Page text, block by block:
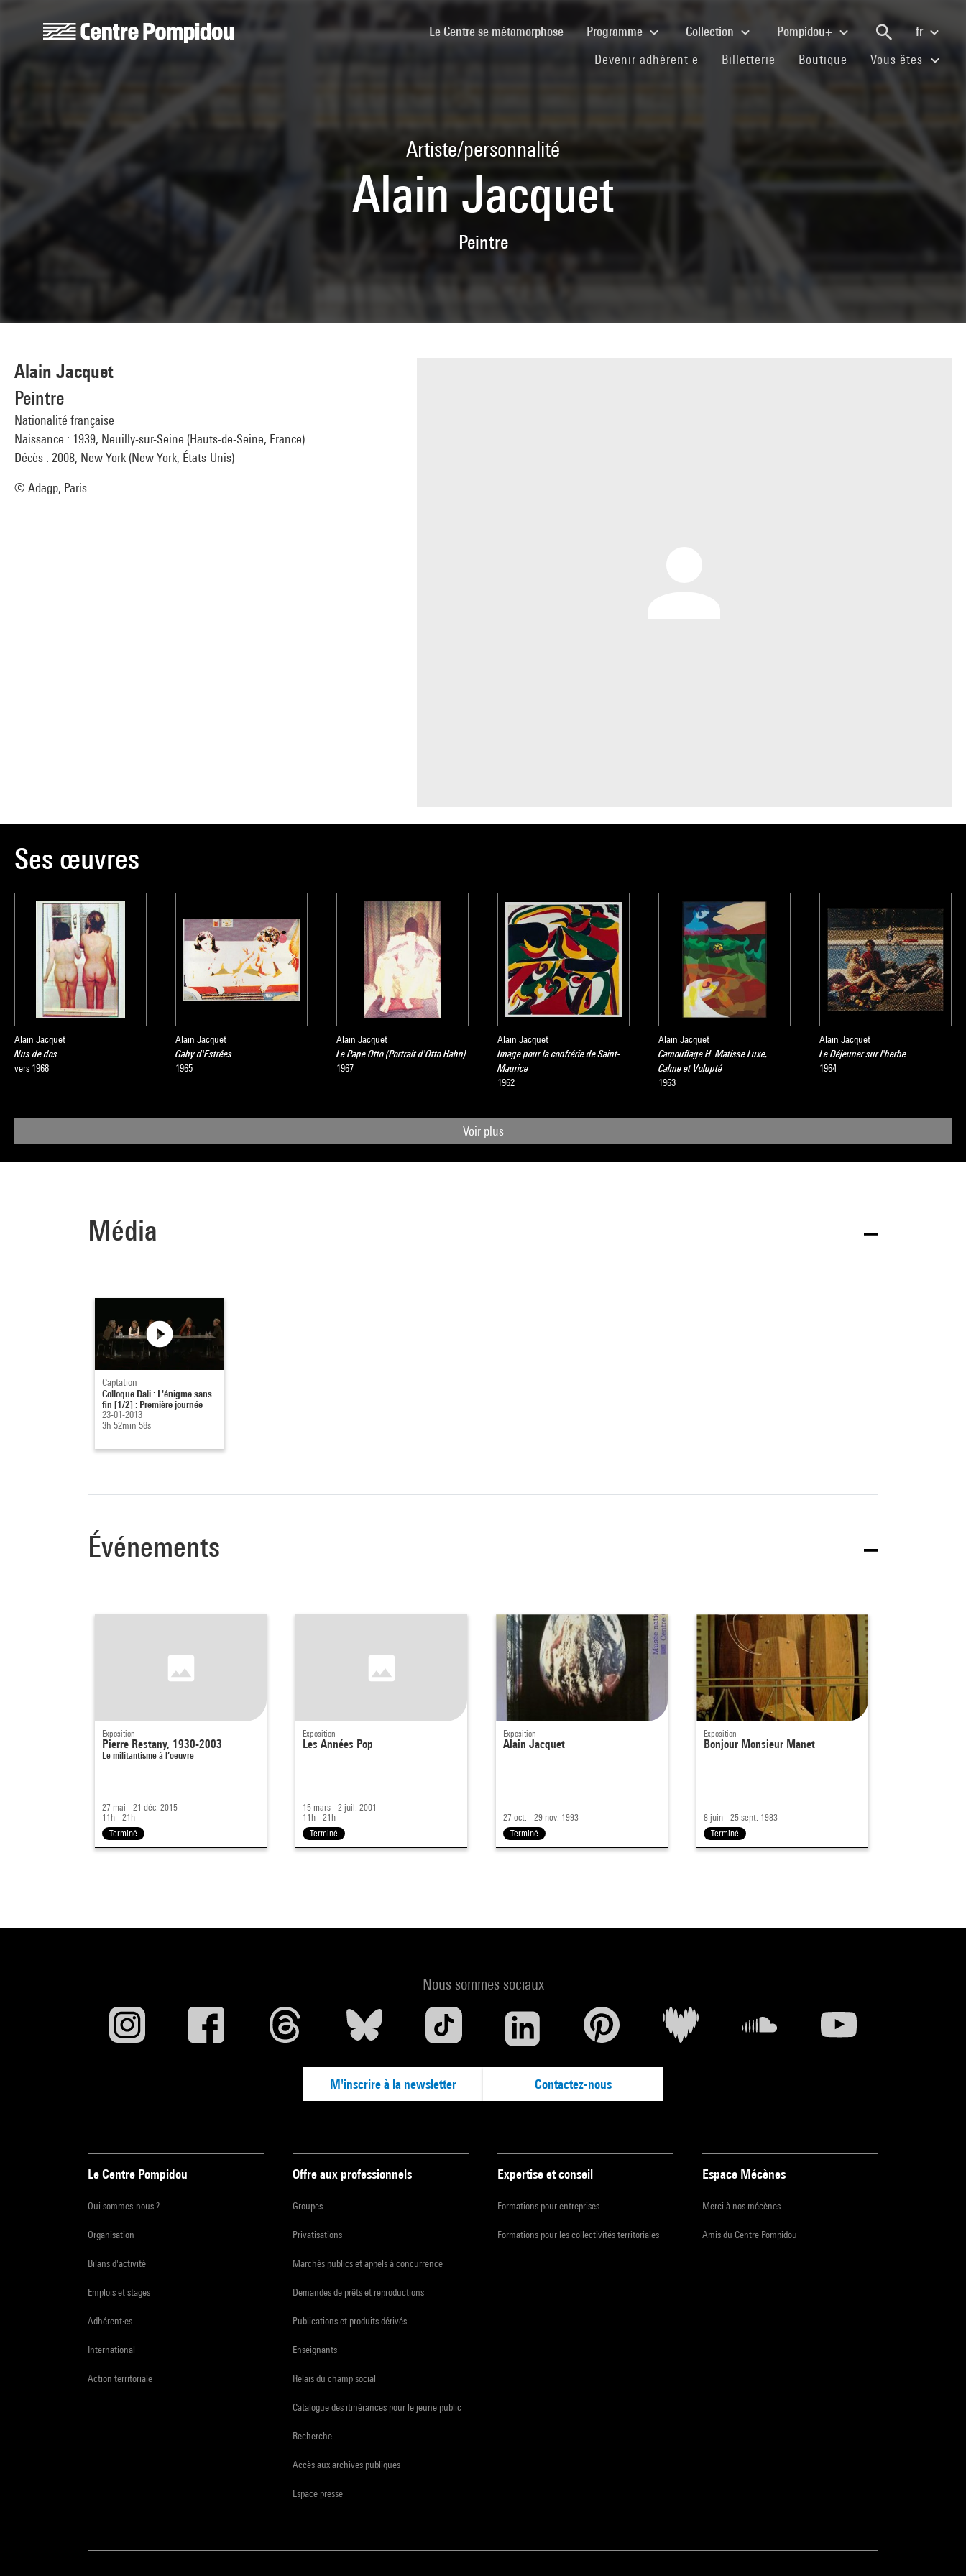
Le Centre se métamorphose(current)Programme Collection Pompidou+
fr
Devenir adhérent·e (current)
Billetterie (current)
Boutique (current)
Vous êtes
Artiste/personnalité
Alain Jacquet
Peintre
Alain Jacquet
Peintre
Nationalité française
Naissance : 1939, Neuilly-sur-Seine (Hauts-de-Seine, France)
Décès : 2008, New York (New York, États-Unis)
© Adagp, Paris
Ses œuvres
Alain Jacquet
Nus de dos
vers 1968
Alain Jacquet
Gaby d'Estrées
1965
Alain Jacquet
Le Pape Otto (Portrait d'Otto Hahn)
1967
Alain Jacquet
Image pour la confrérie de Saint-
Maurice
1962
Alain Jacquet
Camouflage H. Matisse Luxe,
Calme et Volupté
1963
Alain Jacquet
Le Déjeuner sur l'herbe
1964
Voir plus
Média
Captation
Colloque Dali : L'énigme sans
fin [1/2] : Première journée
23-01-2013
3h 52min 58s
Événements
Exposition
Pierre Restany, 1930-2003
Le militantisme à l’oeuvre
27 mai - 21 déc. 2015
11h - 21h
Terminé
Exposition
Les Années Pop
15 mars - 2 juil. 2001
11h - 21h
Terminé
Exposition
Alain Jacquet
27 oct. - 29 nov. 1993
Terminé
Exposition
Bonjour Monsieur Manet
8 juin - 25 sept. 1983
Terminé
Nous sommes sociaux
M'inscrire à la newsletter Contactez-nous
Le Centre Pompidou
Qui sommes-nous ?
Organisation
Bilans d'activité
Emplois et stages
Adhérent·es
International
Action territoriale
Offre aux professionnels
Groupes
Privatisations
Marchés publics et appels à concurrence
Demandes de prêts et reproductions
Publications et produits dérivés
Enseignants
Relais du champ social
Catalogue des itinérances pour le jeune public
Recherche
Accès aux archives publiques
Espace presse
Expertise et conseil
Formations pour entreprises
Formations pour les collectivités territoriales
Espace Mécènes
Merci à nos mécènes
Amis du Centre Pompidou